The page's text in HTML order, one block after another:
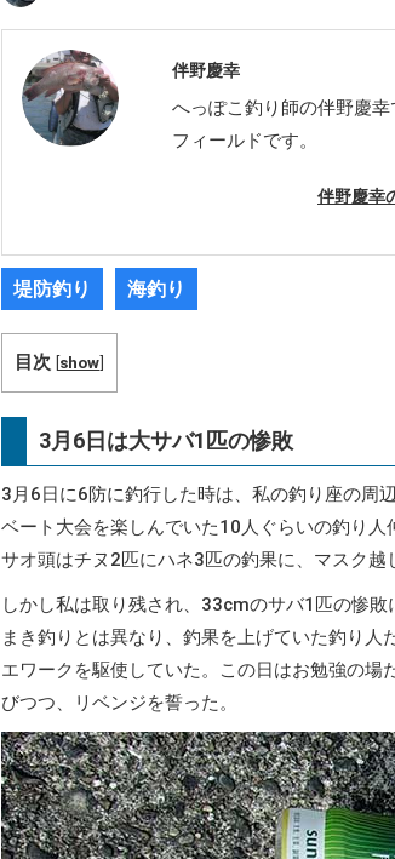
伴野慶幸
へっぽこ釣り師の伴野慶
フィールドです。
伴野慶幸
堤防釣り 海釣り
目次 [show]
3月6日は大サバ1匹の惨敗
3月6日に6防に釣行した時は、私の釣り座の周
ベート大会を楽しんでいた10人ぐらいの釣り人
サオ頭はチヌ2匹にハネ3匹の釣果に、マスク越
しかし私は取り残され、33cmのサバ1匹の惨
まき釣りとは異なり、釣果を上げていた釣り
エワークを駆使していた。この日はお勉強の
びつつ、リベンジを誓った。